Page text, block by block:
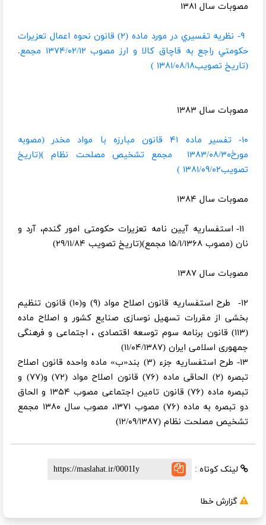
مصوبات سال ۱۳۸۱
۹- نظريه تفسيري در مورد ماده (۲) قانون نحوه اعمال تعزيرات
حكومتي راجع به قاچاق كالا و ارز مصوب ۱۳۷۴/۰۲/۱۲ مجمع.
(تاریخ تصویب۱۳۸۱/۰۸/۱۸ )
مصوبات سال ۱۳۸۳
۱۰- تفسير ماده ۴۱ قانون مبارزه با مواد مخدر (مصوبه
مورخ۱۳۸۳/۰۸/۳۰ مجمع تشخيص مصلحت نظام )(تاریخ
تصویب۱۳۸۱/۰۹/۰۲ )
مصوبات سال ۱۳۸۴
۱۱- استفساریه آیین نامه تعزیرات حکومتی امور گندم، آرد و
نان (مصوب ۱۵/۱/۱۳۶۸ مجمع)(تاریخ تصویب ۲۹/۱۱/۸۴)
مصوبات سال ۱۳۸۷
۱۲- طرح استفساریه قانون اصلاح مواد (۹) و(۱۰) قانون تنظیم
بخشی از مقررات تسهیل نوسازی صنایع کشور و اصلاح ماده
(۱۱۳) قانون برنامه سوم توسعه اقتصادی ، اجتماعی و فرهنگی
جمهوری اسلامی ایران (۱۱/۰۴/۱۳۸۷)
۱۳- طرح استفساریه جزء (۳) بند«ب» ماده واحده قانون اصلاح
تبصره (۲) الحاقی ماده (۷۶) قانون اصلاح مواد (۷۲) و(۷۷) و
تبصره ماده (۷۶) قانون تامین اجتماعی مصوب ۱۳۵۴ و الحاق
دو تبصره به ماده (۷۶) مصوب ۱۳۷۱، مصوب سال ۱۳۸۰ مجمع
تشخیص مصلحت نظام (۱۲/۰۹/۱۳۸۷)
لینک کوتاه :
گزارش خطا